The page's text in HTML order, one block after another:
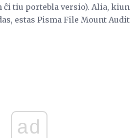
ĉi tiu portebla versio). Alia, kiun
estas Pisma File Mount Audit
ad